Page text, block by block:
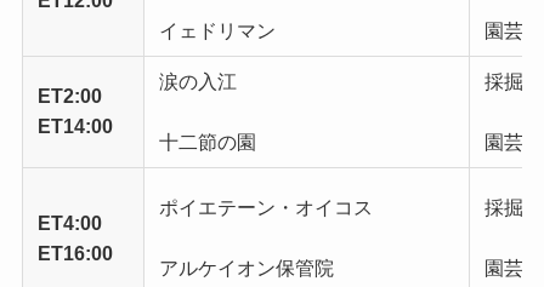
イェドリマン 園芸師
ET2:00
ET14:00
涙の入江
十二節の園
採掘師
園芸師
ET4:00
ET16:00
ポイエテーン・オイコス
アルケイオン保管院
採掘師
園芸師